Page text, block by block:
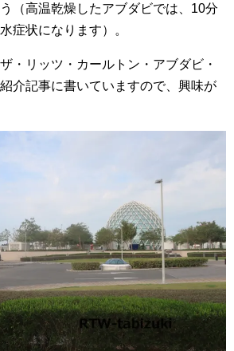
（高温乾燥したアブダビでは、10分
症状になります）。
・リッツ・カールトン・アブダビ・
介記事に書いていますので、興味が